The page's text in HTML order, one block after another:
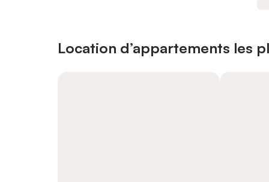
Location d’appartements les